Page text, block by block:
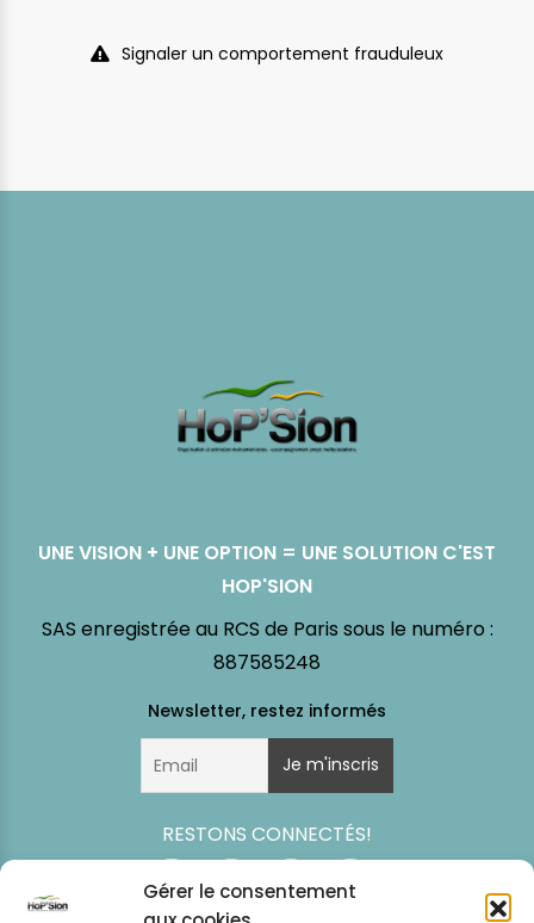
Gérer le consentement
Signaler un comportement frauduleux
UNE VISION + UNE OPTION = UNE SOLUTION C'EST
HOP'SION
SAS enregistrée au RCS de Paris sous le numéro :
887585248
RESTONS CONNECTÉS!